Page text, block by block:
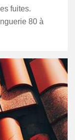
fuites.
80 à